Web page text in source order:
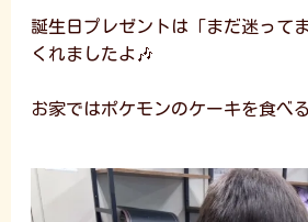
誕生日プレゼントは「まだ迷って
くれましたよ🎶
お家ではポケモンのケーキを食べ